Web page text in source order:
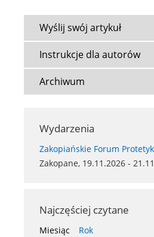
Wyślij swój artykuł
Instrukcje dla autorów
Archiwum
Wydarzenia
Zakopiańskie Forum
Zakopane, 19.11.2026 -
Najczęściej czytane
Miesiąc
Rok